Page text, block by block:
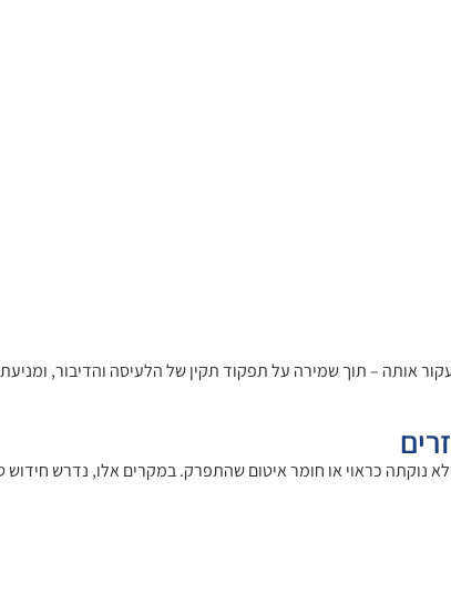
אותה – תוך שמירה על תפקוד תקין של הלעיסה והדיבור, ומניעת
נוקתה כראוי או חומר איטום שהתפרק. במקרים אלו, נדרש